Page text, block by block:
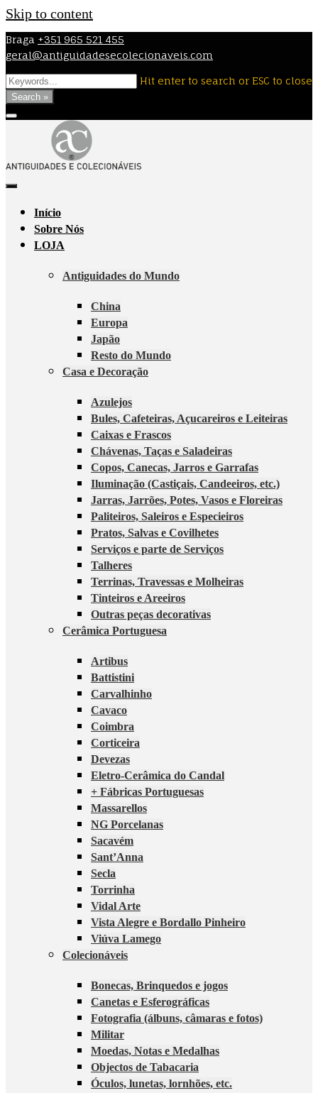
Skip to content
Braga +351 965 521 455
geral@antiguidadesecolecionaveis.com
Hit enter to search or ESC to close
Search »
Início
Sobre Nós
LOJA
Antiguidades do Mundo
China
Europa
Japão
Resto do Mundo
Casa e Decoração
Azulejos
Bules, Cafeteiras, Açucareiros e Leiteiras
Caixas e Frascos
Chávenas, Taças e Saladeiras
Copos, Canecas, Jarros e Garrafas
Iluminação (Castiçais, Candeeiros, etc.)
Jarras, Jarrões, Potes, Vasos e Floreiras
Paliteiros, Saleiros e Especieiros
Pratos, Salvas e Covilhetes
Serviços e parte de Serviços
Talheres
Terrinas, Travessas e Molheiras
Tinteiros e Areeiros
Outras peças decorativas
Cerâmica Portuguesa
Artibus
Battistini
Carvalhinho
Cavaco
Coimbra
Corticeira
Devezas
Eletro-Cerâmica do Candal
+ Fábricas Portuguesas
Massarellos
NG Porcelanas
Sacavém
Sant’Anna
Secla
Torrinha
Vidal Arte
Vista Alegre e Bordallo Pinheiro
Viúva Lamego
Colecionáveis
Bonecas, Brinquedos e jogos
Canetas e Esferográficas
Fotografia (álbuns, câmaras e fotos)
Militar
Moedas, Notas e Medalhas
Objectos de Tabacaria
Óculos, lunetas, lornhões, etc.